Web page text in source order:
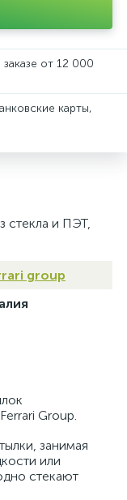
от 12 000
карты,
стекла и ПЭТ,
group
Group.
занимая
или
стекают